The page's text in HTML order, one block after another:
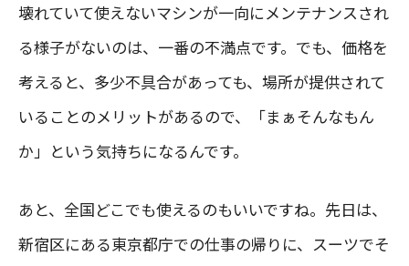
壊れていて使えないマシンが一向にメンテナンスされ
る様子がないのは、一番の不満点です。でも、価格を
考えると、多少不具合があっても、場所が提供されて
いることのメリットがあるので、「まぁそんなもん
か」という気持ちになるんです。
あと、全国どこでも使えるのもいいですね。先日は、
新宿区にある東京都庁での仕事の帰りに、スーツでそ